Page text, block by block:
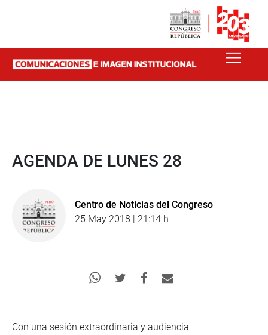
AGENDA DE LUNES 28
Centro de Noticias del Congreso
25 May 2018 | 21:14 h
Con una sesión extraordinaria y audiencia